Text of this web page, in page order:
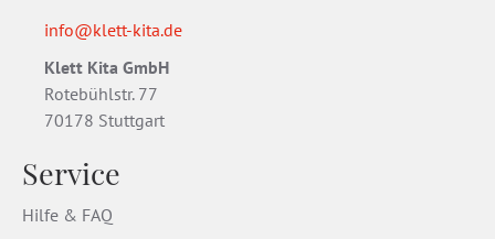
info@klett-kita.de
Klett Kita GmbH
Rotebühlstr. 77
70178 Stuttgart
Service
Hilfe & FAQ